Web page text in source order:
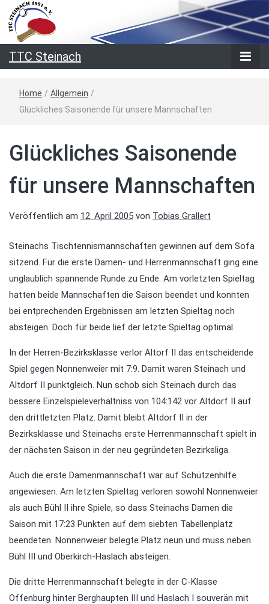
TTC Steinach
Home / Allgemein /
Glückliches Saisonende für unsere Mannschaften
Glückliches Saisonende
für unsere Mannschaften
Veröffentlich am 12. April 2005 von Tobias Grallert
Steinachs Tischtennismannschaften gewinnen auf dem Sofa
sitzend. Für die erste Damen- und Herrenmannschaft ging eine
unglaublich spannende Runde zu Ende. Am vorletzten Spieltag
hatten beide Mannschaften die Saison beendet und konnten
bei entprechenden Ergebnissen am letzten Spieltag noch
absteigen. Doch für beide lief der letzte Spieltag optimal.
In der Herren-Bezirksklasse verlor Altorf II das entscheidende
Spiel gegen Nonnenweier mit 7:9. Damit waren Steinach und
Altdorf II punktgleich. Nun schob sich Steinach durch das
bessere Einzelspieleverhältniss von 104:142 vor Altdorf II auf
den drittletzten Platz. Damit bleibt Altdorf II in der
Bezirksklasse und Steinachs erste Herrenmannschaft spielt in
der nächsten Saison in der neu gegründeten Bezirksliga.
Auch die erste Damenmannschaft war auf Schützenhilfe
angewiesen. Am letzten Spieltag verloren sowohl Nonnenweier
als auch Bühl II ihre Spiele, so dass Steinachs Damen die
Saison mit 17:23 Punkten auf dem siebten Tabellenplatz
beendeten. Nonnenweier belegte Platz neun und muss neben
Bühl III und Oberkirch-Haslach absteigen.
Die dritte Herrenmannschaft belegte in der C-Klasse
Offenburg hinter Berghaupten III und Haslach I souverän mit